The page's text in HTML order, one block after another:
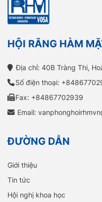
HỘI RĂNG HÀM
Địa chỉ: 40B Tràng Thi,
Số điện thoại:
Fax: +84867702939
Email:
ĐƯỜNG DẪN
Giới thiệu
Tin tức
Hội nghị khoa học